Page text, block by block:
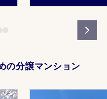
の分譲マンション